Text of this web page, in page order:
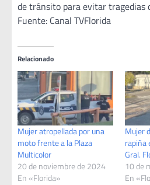
de tránsito para evitar tragedias
Fuente: Canal TVFlorida
Relacionado
Mujer atropellada por una
moto frente a la Plaza
Multicolor
20 de noviembre de 2024
En «Florida»
Mujer
rapiña
Gral.
10 de
En